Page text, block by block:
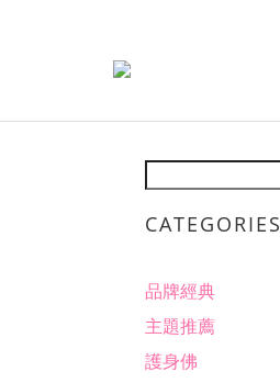
CATEGORIES
品牌經典
主題推薦
護身佛